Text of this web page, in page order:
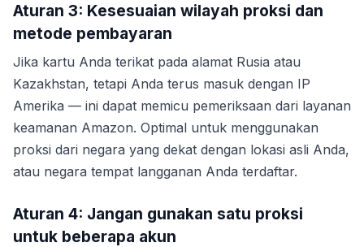
Aturan 3: Kesesuaian wilayah proksi dan
metode pembayaran
Jika kartu Anda terikat pada alamat Rusia atau
Kazakhstan, tetapi Anda terus masuk dengan IP
Amerika — ini dapat memicu pemeriksaan dari layanan
keamanan Amazon. Optimal untuk menggunakan
proksi dari negara yang dekat dengan lokasi asli Anda,
atau negara tempat langganan Anda terdaftar.
Aturan 4: Jangan gunakan satu proksi
untuk beberapa akun